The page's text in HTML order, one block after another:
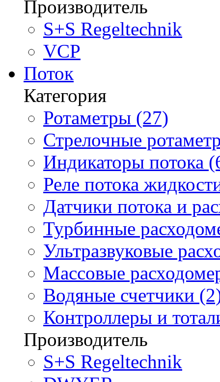
Производитель
S+S Regeltechnik
VCP
Поток
Категория
Ротаметры (27)
Стрелочные
Индикаторы потока
Реле потока
Датчики потока и
Турбинные
Ультразвуковые
Массовые
Водяные счетчики
Контроллеры и
Производитель
S+S Regeltechnik